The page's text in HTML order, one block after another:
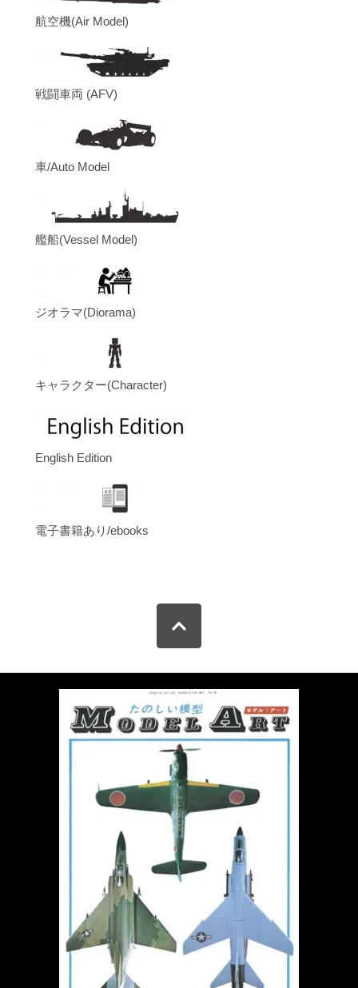
航空機(Air Model)
戦闘車両 (AFV)
車/Auto Model
艦船(Vessel Model)
ジオラマ(Diorama)
キャラクター(Character)
English Edition
電子書籍あり/ebooks